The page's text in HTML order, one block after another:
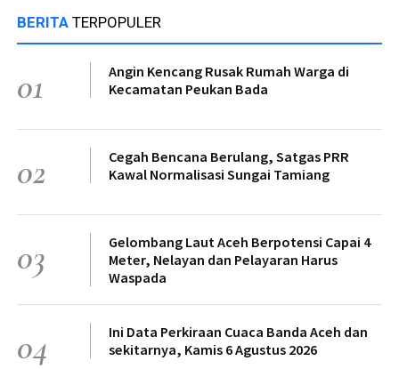
BERITA TERPOPULER
01
Angin Kencang Rusak Rumah Warga di
Kecamatan Peukan Bada
02
Cegah Bencana Berulang, Satgas PRR
Kawal Normalisasi Sungai Tamiang
03
Gelombang Laut Aceh Berpotensi Capai 4
Meter, Nelayan dan Pelayaran Harus
Waspada
04
Ini Data Perkiraan Cuaca Banda Aceh dan
sekitarnya, Kamis 6 Agustus 2026